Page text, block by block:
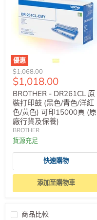
優惠
原
價
$1,068.00
售
價
$1,018.00
BROTHER - DR261CL 原
裝打印鼓 (黑色/青色/洋紅
色/黃色) 可印15000頁 (原
廠行貨及保養)
BROTHER
貨源充足
快速購物
添加至購物車
商品比較